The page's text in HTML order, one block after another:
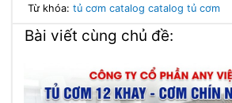
Từ khóa: tủ cơm catalog catalog tủ cơm
Bài viết cùng chủ đề: